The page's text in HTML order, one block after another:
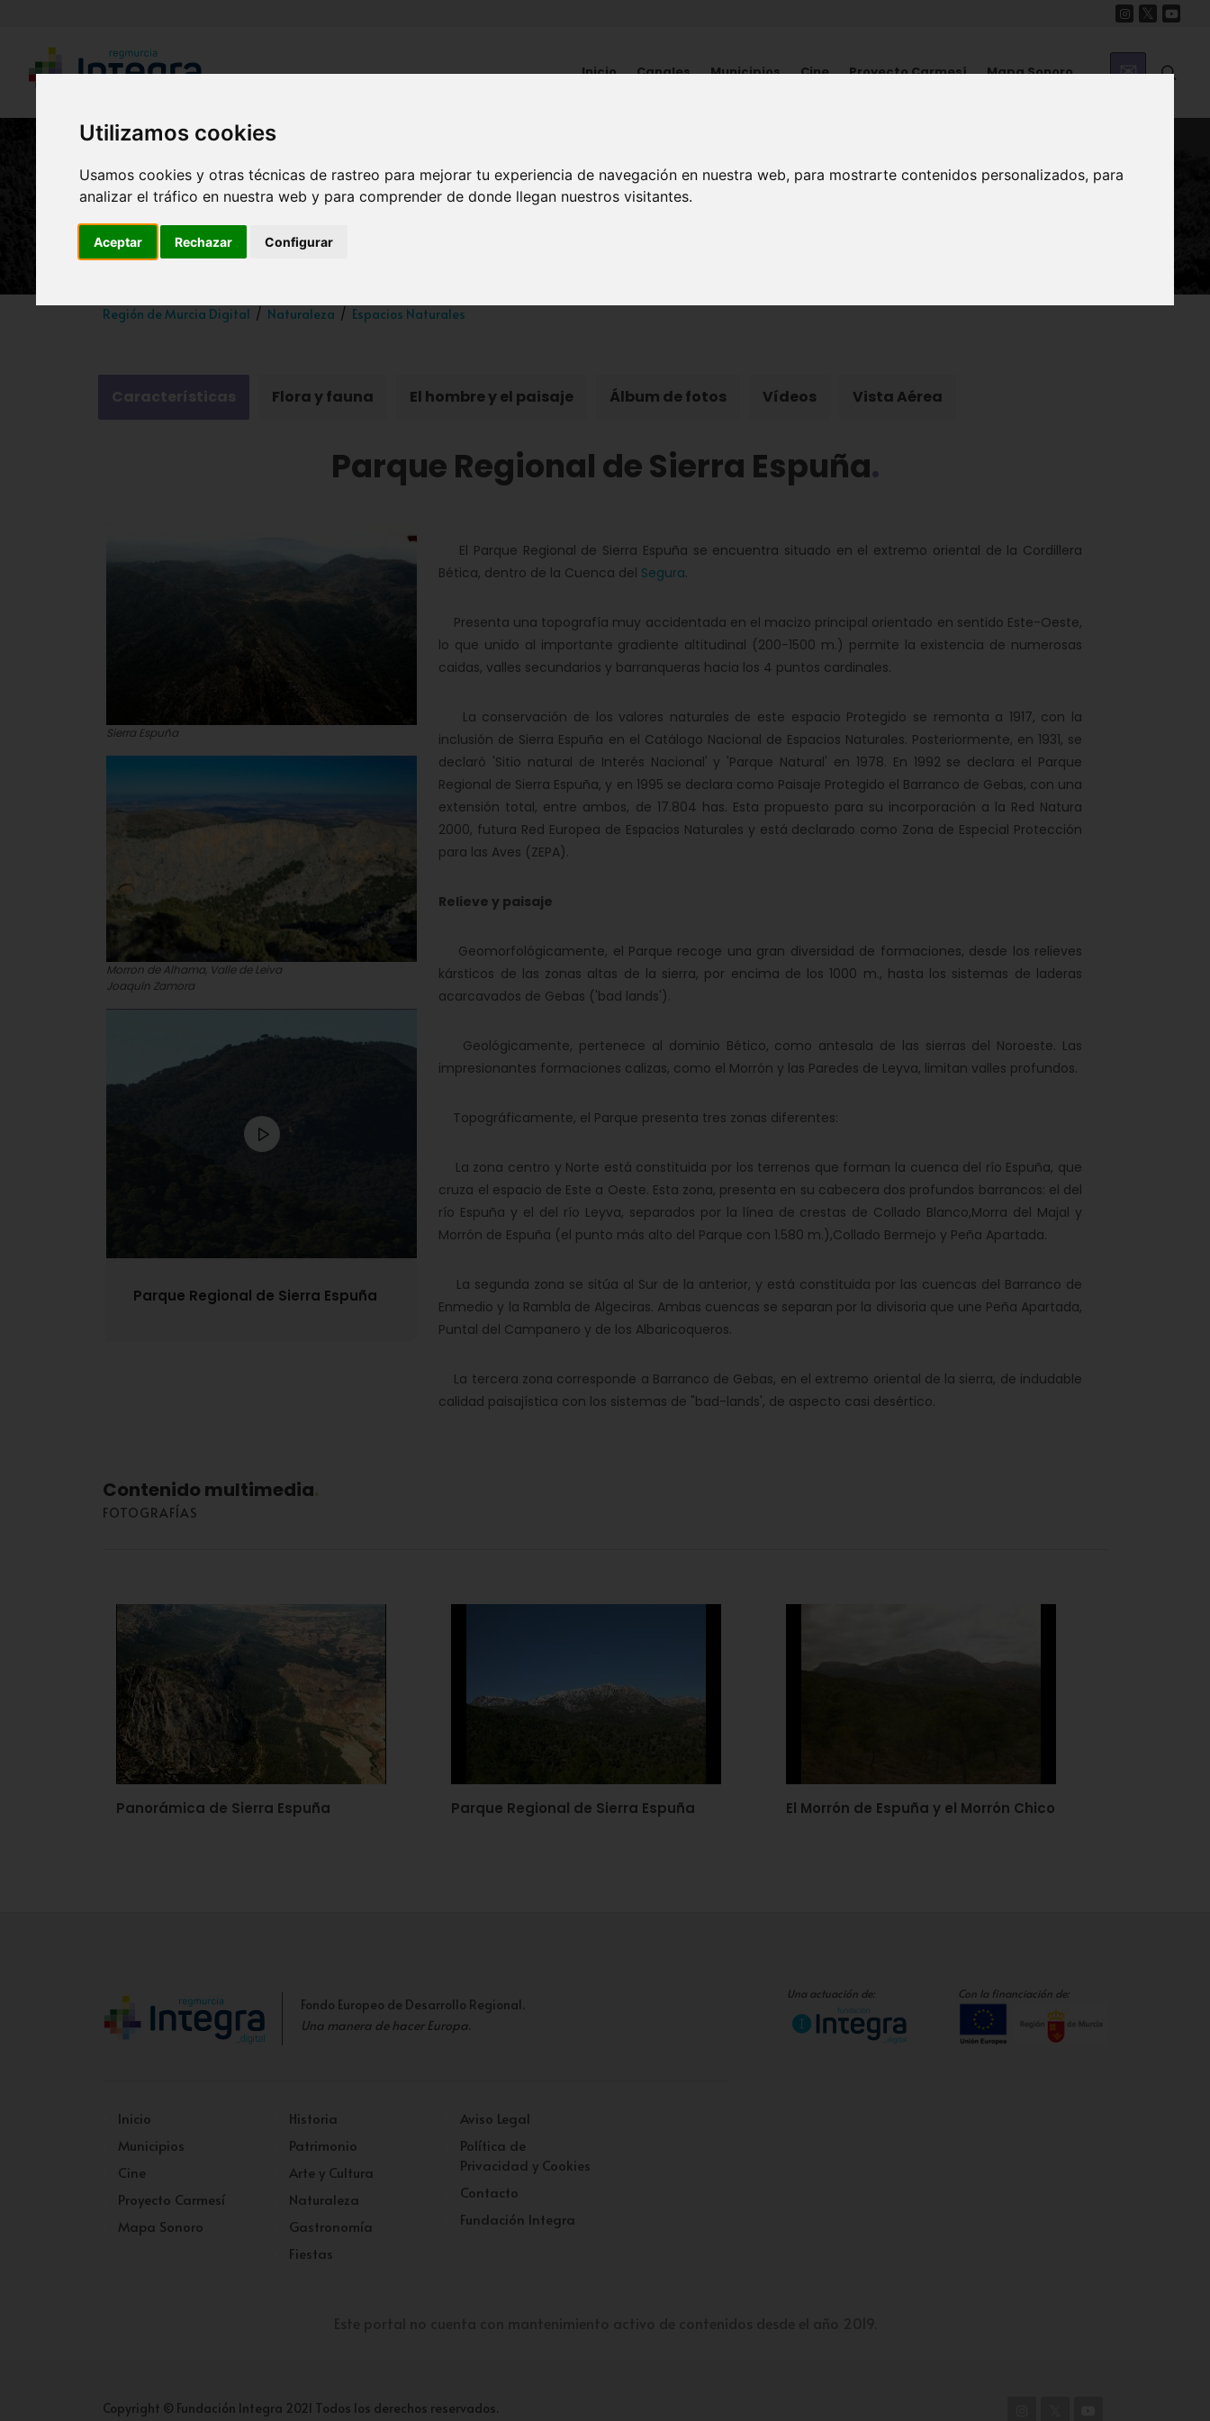
Utilizamos cookies
Usamos cookies y otras técnicas de rastreo para mejorar tu experiencia de navegación en nuestra web, para mostrarte contenidos personalizados, para
analizar el tráfico en nuestra web y para comprender de donde llegan nuestros visitantes.
Aceptar Rechazar Configurar
Inicio Canales Municipios Cine Proyecto Carmesí Mapa Sonoro
NATURALEZA
Parque Regional de Sierra Espuña
Región de Murcia Digital Naturaleza Espacios Naturales
Características Flora y fauna El hombre y el paisaje Álbum de fotos Vídeos Vista Aérea
Parque Regional de Sierra Espuña
El Parque Regional de Sierra Espuña se encuentra situado en el extremo oriental de la Cordillera
Bética, dentro de la Cuenca del Segura.
Presenta una topografía muy accidentada en el macizo principal orientado en sentido Este-Oeste,
lo que unido al importante gradiente altitudinal (200-1500 m.) permite la existencia de numerosas
caidas, valles secundarios y barranqueras hacia los 4 puntos cardinales.
La conservación de los valores naturales de este espacio Protegido se remonta a 1917, con la
inclusión de Sierra Espuña en el Catálogo Nacional de Espacios Naturales. Posteriormente, en 1931, se
declaró 'Sitio natural de Interés Nacional' y 'Parque Natural' en 1978. En 1992 se declara el Parque
Regional de Sierra Espuña, y en 1995 se declara como Paisaje Protegido el Barranco de Gebas, con una
extensión total, entre ambos, de 17.804 has. Esta propuesto para su incorporación a la Red Natura
2000, futura Red Europea de Espacios Naturales y está declarado como Zona de Especial Protección
para las Aves (ZEPA).
Relieve y paisaje
Geomorfológicamente, el Parque recoge una gran diversidad de formaciones, desde los relieves
kársticos de las zonas altas de la sierra, por encima de los 1000 m., hasta los sistemas de laderas
acarcavados de Gebas ('bad lands').
Geológicamente, pertenece al dominio Bético, como antesala de las sierras del Noroeste. Las
impresionantes formaciones calizas, como el Morrón y las Paredes de Leyva, limitan valles profundos.
Topográficamente, el Parque presenta tres zonas diferentes:
La zona centro y Norte está constituida por los terrenos que forman la cuenca del río Espuña, que
cruza el espacio de Este a Oeste. Esta zona, presenta en su cabecera dos profundos barrancos: el del
río Espuña y el del río Leyva, separados por la línea de crestas de Collado Blanco,Morra del Majal y
Morrón de Espuña (el punto más alto del Parque con 1.580 m.),Collado Bermejo y Peña Apartada.
La segunda zona se sitúa al Sur de la anterior, y está constituida por las cuencas del Barranco de
Enmedio y la Rambla de Algeciras. Ambas cuencas se separan por la divisoria que une Peña Apartada,
Puntal del Campanero y de los Albaricoqueros.
La tercera zona corresponde a Barranco de Gebas, en el extremo oriental de la sierra, de indudable
calidad paisajística con los sistemas de "bad-lands', de aspecto casi desértico.
Sierra Espuña
Morron de Alhama, Valle de Leiva
Joaquín Zamora
Parque Regional de Sierra Espuña
Contenido multimedia
FOTOGRAFÍAS
Panorámica de Sierra Espuña Parque Regional de Sierra Espuña El Morrón de Espuña y el Morrón Chico
Fondo Europeo de Desarrollo Regional.
Una manera de hacer Europa.
Inicio
Municipios
Cine
Proyecto Carmesí
Mapa Sonoro
Historia
Patrimonio
Arte y Cultura
Naturaleza
Gastronomía
Fiestas
Aviso Legal
Política de
Privacidad y Cookies
Contacto
Fundación Integra
Una actuación de: Con la financiación de:
Copyright © Fundación Integra 2021 Todos los derechos reservados.